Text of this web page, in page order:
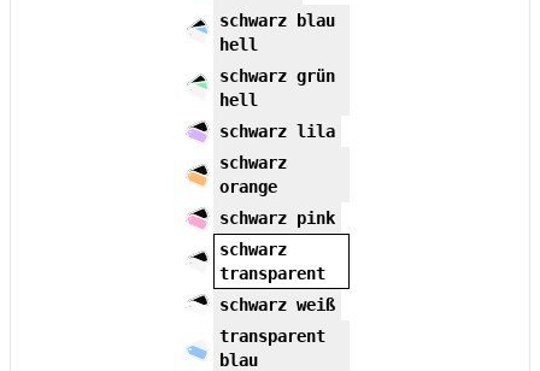
schwarz blau
hell
schwarz grün
hell
schwarz lila
schwarz
orange
schwarz pink
schwarz
transparent
schwarz weiß
transparent
blau